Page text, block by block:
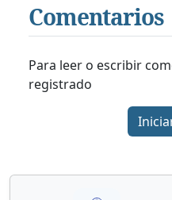
Comentarios
Para leer o escribir
registrado